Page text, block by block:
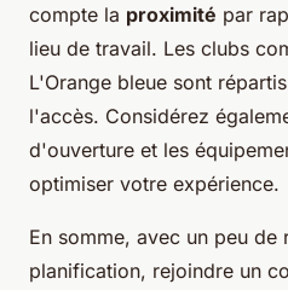
compte la proximité par
lieu de travail. Les clubs
L'Orange bleue sont
l'accès. Considérez
d'ouverture et les
optimiser votre expérience.
En somme, avec un peu de
planification, rejoindre un